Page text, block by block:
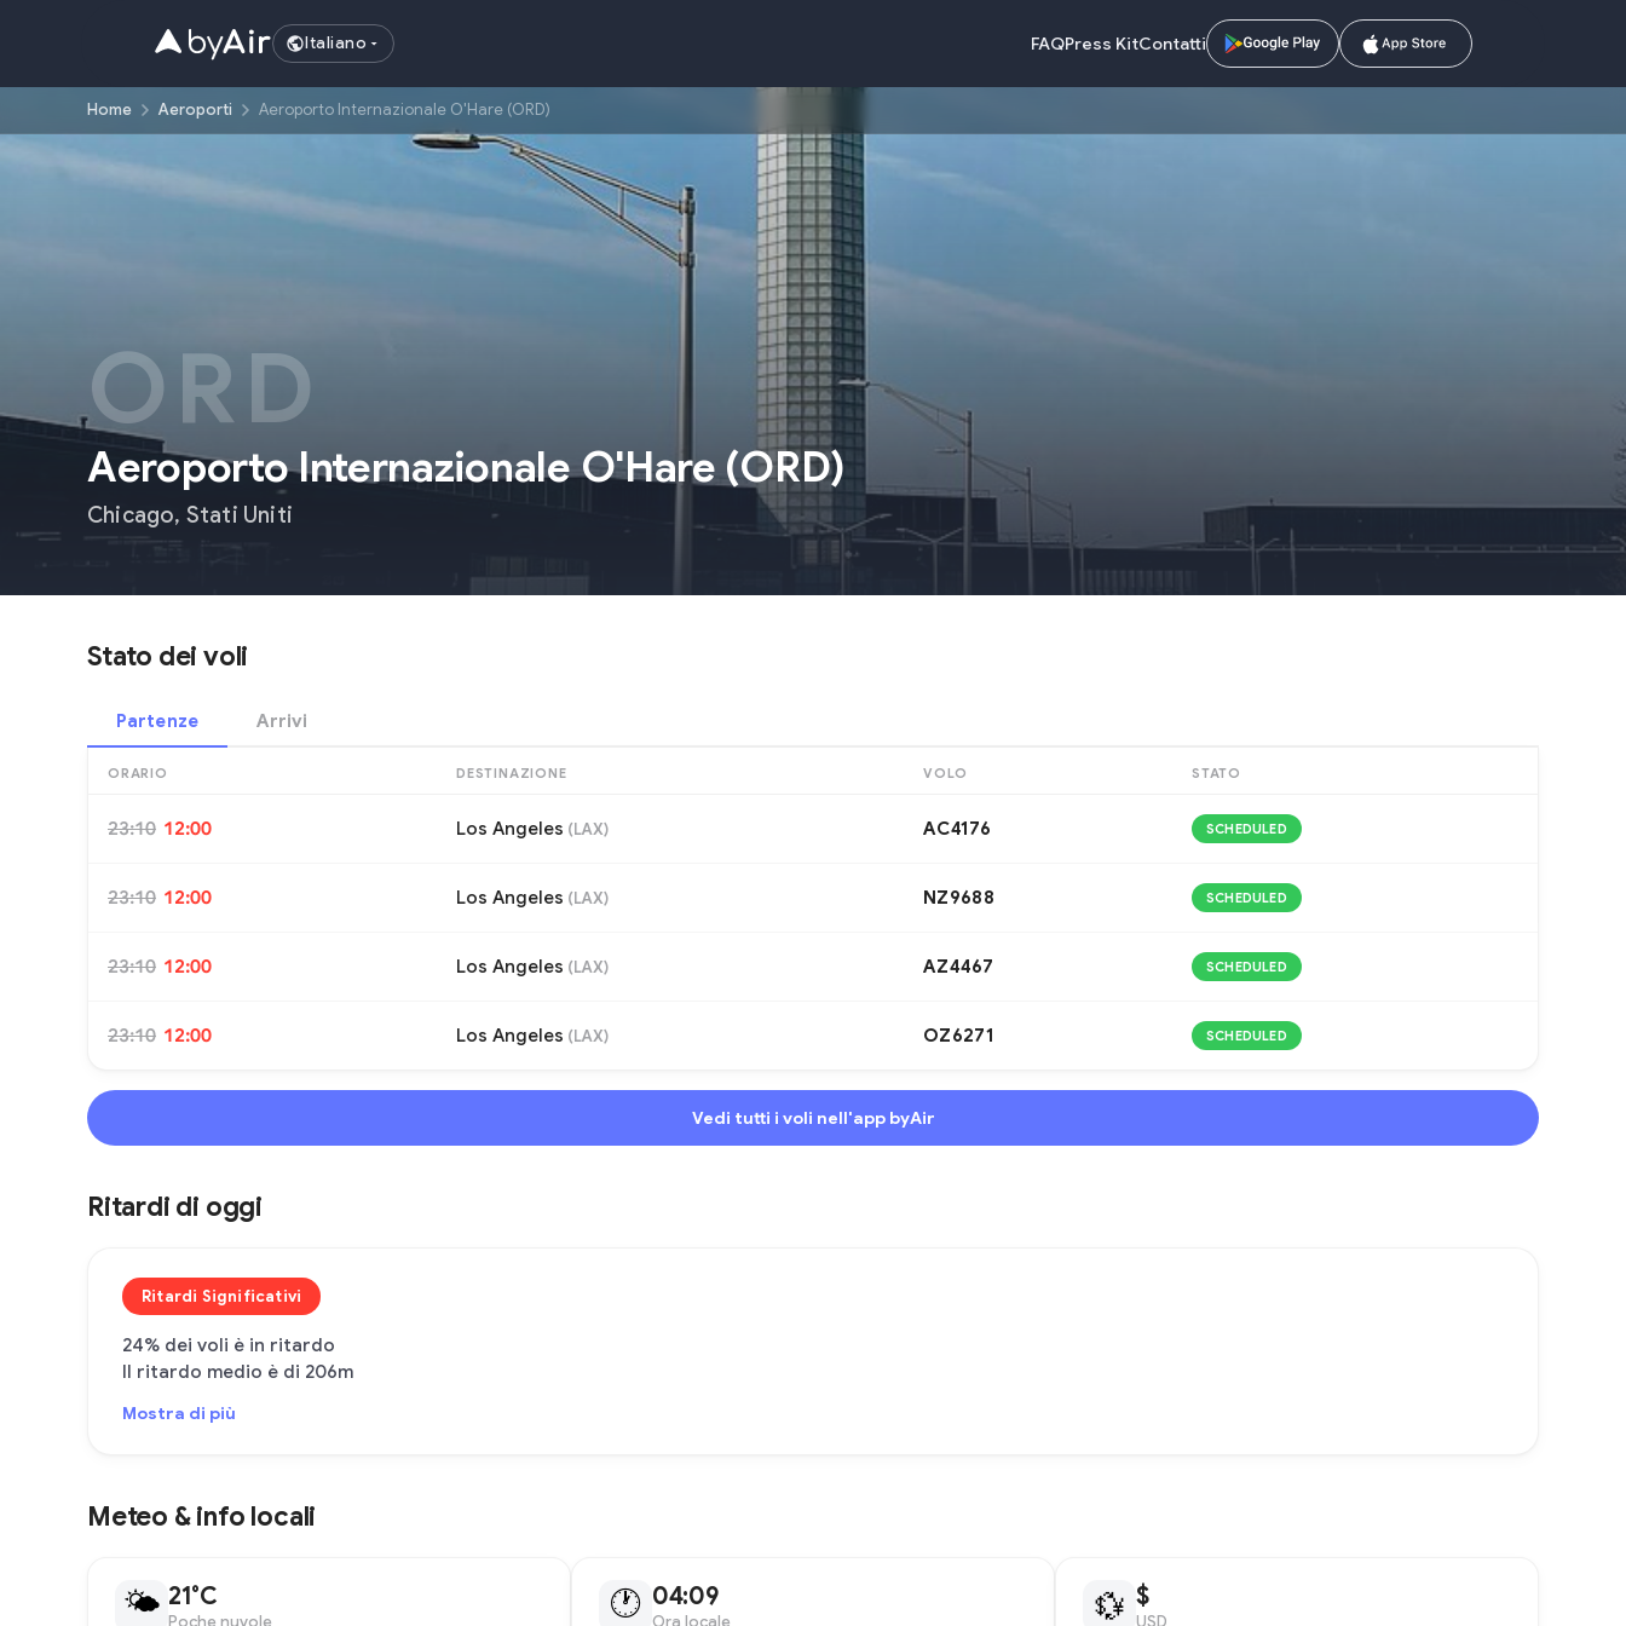
Italiano FAQPress KitContatti
Home Aeroporti Aeroporto Internazionale O'Hare (ORD)
ORD
Aeroporto Internazionale O'Hare (ORD)
Chicago, Stati Uniti
Stato dei voli
Partenze Arrivi
ORARIO DESTINAZIONE VOLO STATO
23:10 12:00 Los Angeles (LAX) AC4176 SCHEDULED
23:10 12:00 Los Angeles (LAX) NZ9688 SCHEDULED
23:10 12:00 Los Angeles (LAX) AZ4467 SCHEDULED
23:10 12:00 Los Angeles (LAX) OZ6271 SCHEDULED
Vedi tutti i voli nell'app byAir
Ritardi di oggi
Ritardi Significativi
24% dei voli è in ritardo
Il ritardo medio è di 206m
Mostra di più
Meteo & info locali
🌤 21°C
Poche nuvole 🕐 04:09
Ora locale 💱 $
USD